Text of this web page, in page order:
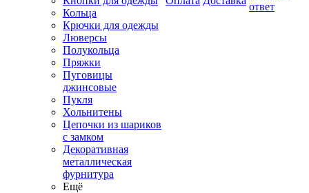
Кольца
Крючки для одежды
Люверсы
Полукольца
Пряжки
Пуговицы
джинсовые
Пукля
Хольнитены
Цепочки из шариков
с замком
Декоративная
металлическая
фурнитура
Ещё
ответ